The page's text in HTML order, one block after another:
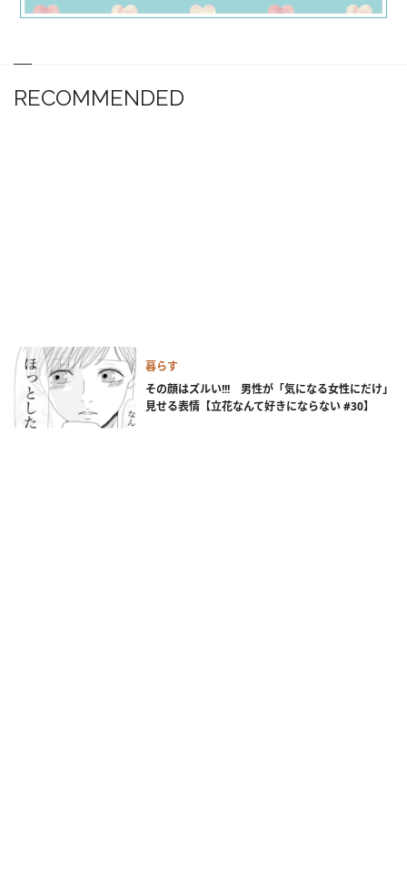
RECOMMENDED
暮らす
その顔はズルい!!! 男性が「気になる女性にだけ」
見せる表情【立花なんて好きにならない #30】